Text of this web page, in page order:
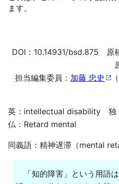
ます。
DOI： 10.14931/bsd.875 原
担当編集委員： 加藤 忠史
英：intellectual disability 独
仏：Retard mental
同義語：精神遅滞（mental
「知的障害」という用語